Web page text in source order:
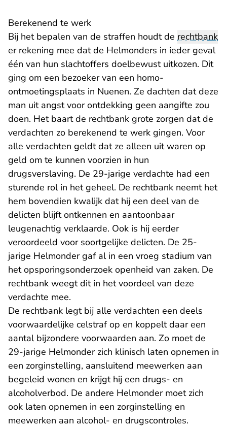
Berekenend te werk
Bij het bepalen van de straffen houdt de rechtbank
er rekening mee dat de Helmonders in ieder geval
één van hun slachtoffers doelbewust uitkozen. Dit
ging om een bezoeker van een homo-
ontmoetingsplaats in Nuenen. Ze dachten dat deze
man uit angst voor ontdekking geen aangifte zou
doen. Het baart de rechtbank grote zorgen dat de
verdachten zo berekenend te werk gingen. Voor
alle verdachten geldt dat ze alleen uit waren op
geld om te kunnen voorzien in hun
drugsverslaving. De 29-jarige verdachte had een
sturende rol in het geheel. De rechtbank neemt het
hem bovendien kwalijk dat hij een deel van de
delicten blijft ontkennen en aantoonbaar
leugenachtig verklaarde. Ook is hij eerder
veroordeeld voor soortgelijke delicten. De 25-
jarige Helmonder gaf al in een vroeg stadium van
het opsporingsonderzoek openheid van zaken. De
rechtbank weegt dit in het voordeel van deze
verdachte mee.
De rechtbank legt bij alle verdachten een deels
voorwaardelijke celstraf op en koppelt daar een
aantal bijzondere voorwaarden aan. Zo moet de
29-jarige Helmonder zich klinisch laten opnemen in
een zorginstelling, aansluitend meewerken aan
begeleid wonen en krijgt hij een drugs- en
alcoholverbod. De andere Helmonder moet zich
ook laten opnemen in een zorginstelling en
meewerken aan alcohol- en drugscontroles.